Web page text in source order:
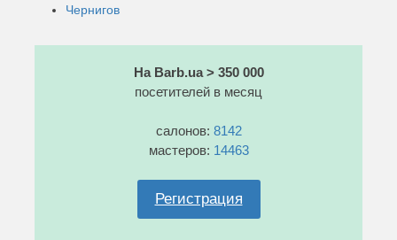
Чернигов
На Barb.ua > 350 000
посетителей в месяц
салонов: 8142
мастеров: 14463
Регистрация